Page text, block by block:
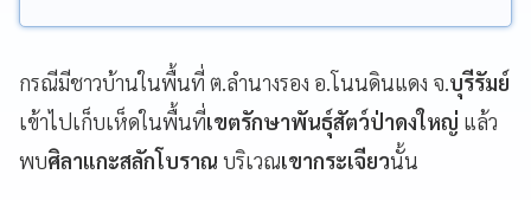
กรณีมีชาวบ้านในพื้นที่ ต.ลำนางรอง อ.โนนดินแดง จ.บุรีรัมย์
เข้าไปเก็บเห็ดในพื้นที่เขตรักษาพันธุ์สัตว์ป่าดงใหญ่ แล้ว
พบศิลาแกะสลักโบราณ บริเวณเขากระเจียวนั้น